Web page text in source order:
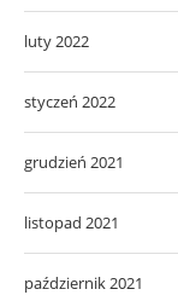
luty 2022
styczeń 2022
grudzień 2021
listopad 2021
październik 2021